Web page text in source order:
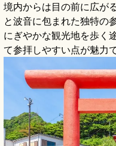
境内からは目の前に広が
と波音に包まれた独特の
にぎやかな観光地を歩く
て参拝しやすい点が魅力で